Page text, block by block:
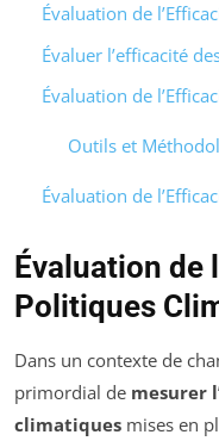
Évaluation de
Évaluer l’efficacité
Évaluation de
Outils et
Évaluation de
Évaluation de
Politiques
Dans un contexte de
primordial de mesurer
climatiques mises en